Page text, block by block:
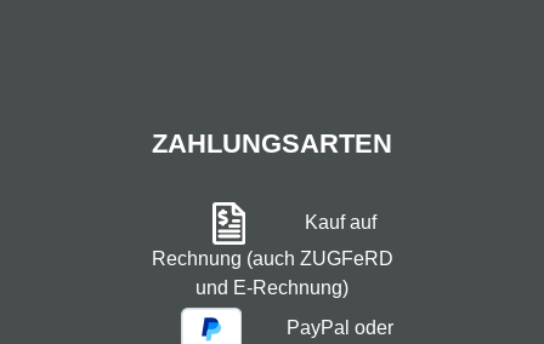
ZAHLUNGSARTEN
Kauf auf
Rechnung (auch ZUGFeRD
und E-Rechnung)
PayPal oder